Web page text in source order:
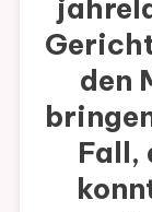
den
Fall,